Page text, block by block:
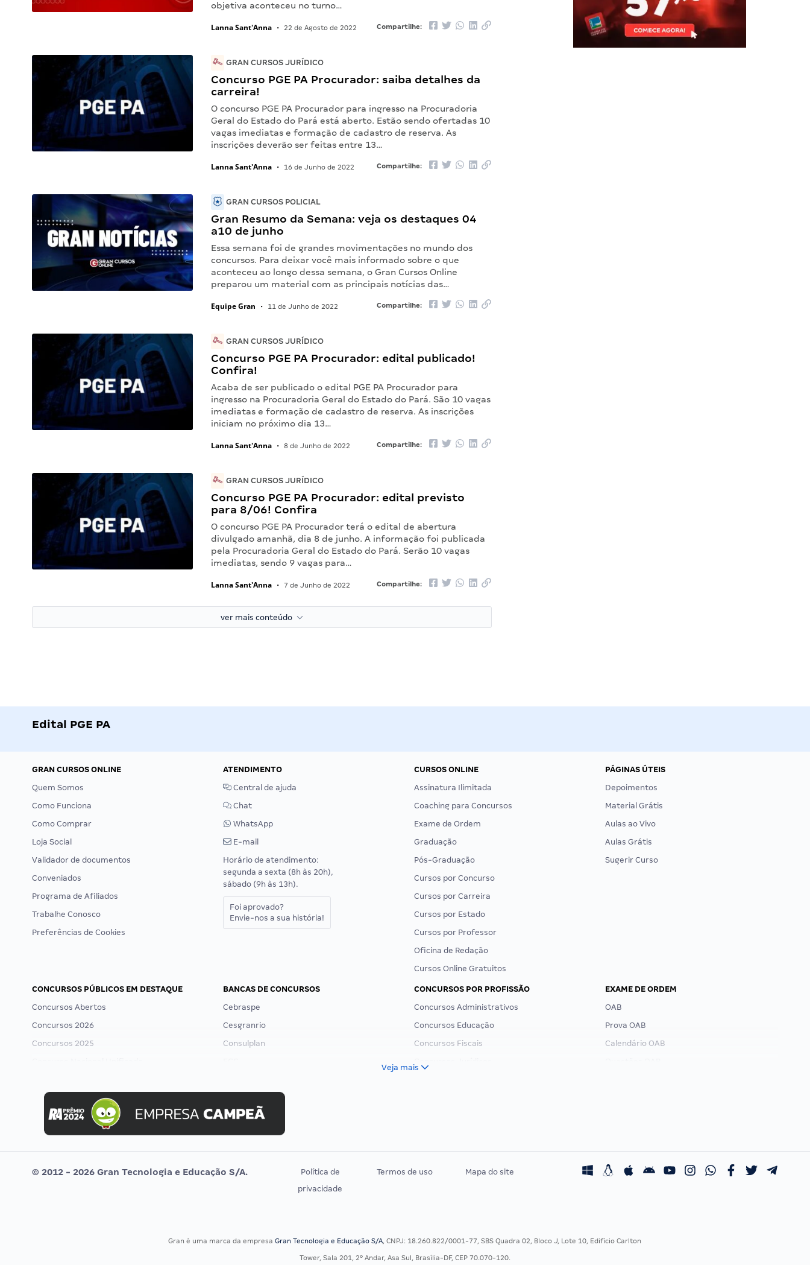
objetiva aconteceu no turno…
Lanna Sant'Anna • 22 de Agosto de 2022 Compartilhe:
GRAN CURSOS JURÍDICO
Concurso PGE PA Procurador: saiba detalhes da
carreira!
O concurso PGE PA Procurador para ingresso na Procuradoria
Geral do Estado do Pará está aberto. Estão sendo ofertadas 10
vagas imediatas e formação de cadastro de reserva. As
inscrições deverão ser feitas entre 13…
Lanna Sant'Anna • 16 de Junho de 2022 Compartilhe:
GRAN CURSOS POLICIAL
Gran Resumo da Semana: veja os destaques 04
a10 de junho
Essa semana foi de grandes movimentações no mundo dos
concursos. Para deixar você mais informado sobre o que
aconteceu ao longo dessa semana, o Gran Cursos Online
preparou um material com as principais notícias das…
Equipe Gran • 11 de Junho de 2022 Compartilhe:
GRAN CURSOS JURÍDICO
Concurso PGE PA Procurador: edital publicado!
Confira!
Acaba de ser publicado o edital PGE PA Procurador para
ingresso na Procuradoria Geral do Estado do Pará. São 10 vagas
imediatas e formação de cadastro de reserva. As inscrições
iniciam no próximo dia 13…
Lanna Sant'Anna • 8 de Junho de 2022 Compartilhe:
GRAN CURSOS JURÍDICO
Concurso PGE PA Procurador: edital previsto
para 8/06! Confira
O concurso PGE PA Procurador terá o edital de abertura
divulgado amanhã, dia 8 de junho. A informação foi publicada
pela Procuradoria Geral do Estado do Pará. Serão 10 vagas
imediatas, sendo 9 vagas para…
Lanna Sant'Anna • 7 de Junho de 2022 Compartilhe:
ver mais conteúdo
Edital PGE PA
GRAN CURSOS ONLINE
Quem Somos
Como Funciona
Como Comprar
Loja Social
Validador de documentos
Conveniados
Programa de Afiliados
Trabalhe Conosco
Preferências de Cookies
ATENDIMENTO
Central de ajuda
Chat
WhatsApp
E-mail
Horário de atendimento:
segunda a sexta (8h às 20h),
sábado (9h às 13h).
Foi aprovado?
Envie-nos a sua história!
CURSOS ONLINE
Assinatura Ilimitada
Coaching para Concursos
Exame de Ordem
Graduação
Pós-Graduação
Cursos por Concurso
Cursos por Carreira
Cursos por Estado
Cursos por Professor
Oficina de Redação
Cursos Online Gratuitos
PÁGINAS ÚTEIS
Depoimentos
Material Grátis
Aulas ao Vivo
Aulas Grátis
Sugerir Curso
CONCURSOS PÚBLICOS EM DESTAQUE
Concursos Abertos
Concursos 2026
Concursos 2025
Concurso MPU
Editais publicados
BANCAS DE CONCURSOS
Cebraspe
Cesgranrio
Consulplan
Selecon
Uniase
Vunesp
CONCURSOS POR PROFISSÃO
Concursos Administrativos
Concursos Educação
Concursos Fiscais
Residência Multiprofissional
EXAME DE ORDEM
OAB
Prova OAB
Calendário OAB
Veja mais
© 2012 - 2026 Gran Tecnologia e Educação S/A.
Política de
privacidade
Termos de uso Mapa do site
Gran é uma marca da empresaGran Tecnologia e Educação S/A, CNPJ: 18.260.822/0001-77, SBS Quadra 02, Bloco J, Lote 10, Edifício Carlton
Tower, Sala 201, 2º Andar, Asa Sul, Brasília-DF, CEP 70.070-120.